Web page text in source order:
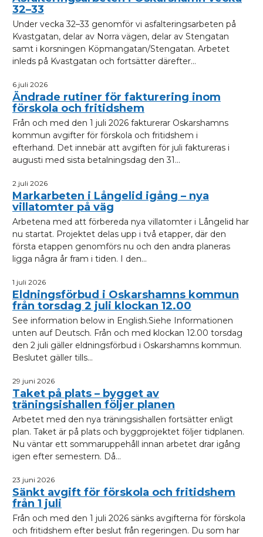
32–33
Under vecka 32–33 genomför vi asfalteringsarbeten på
Kvastgatan, delar av Norra vägen, delar av Stengatan
samt i korsningen Köpmangatan/Stengatan. Arbetet
inleds på Kvastgatan och fortsätter därefter...
6 juli 2026
Ändrade rutiner för fakturering inom
förskola och fritidshem
Från och med den 1 juli 2026 fakturerar Oskarshamns
kommun avgifter för förskola och fritidshem i
efterhand. Det innebär att avgiften för juli faktureras i
augusti med sista betalningsdag den 31...
2 juli 2026
Markarbeten i Långelid igång – nya
villatomter på väg
Arbetena med att förbereda nya villatomter i Långelid har
nu startat. Projektet delas upp i två etapper, där den
första etappen genomförs nu och den andra planeras
ligga några år fram i tiden. I den...
1 juli 2026
Eldningsförbud i Oskarshamns kommun
från torsdag 2 juli klockan 12.00
See information below in English.Siehe Informationen
unten auf Deutsch. Från och med klockan 12.00 torsdag
den 2 juli gäller eldningsförbud i Oskarshamns kommun.
Beslutet gäller tills...
29 juni 2026
Taket på plats – bygget av
träningsishallen följer planen
Arbetet med den nya träningsishallen fortsätter enligt
plan. Taket är på plats och byggprojektet följer tidplanen.
Nu väntar ett sommaruppehåll innan arbetet drar igång
igen efter semestern. Då...
23 juni 2026
Sänkt avgift för förskola och fritidshem
från 1 juli
Från och med den 1 juli 2026 sänks avgifterna för förskola
och fritidshem efter beslut från regeringen. Du som har